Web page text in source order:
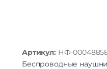
Артикул: НФ-
Беспроводные